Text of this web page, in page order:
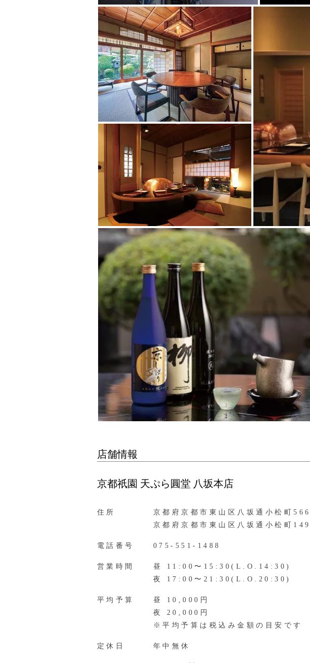
店舗情報
京都祇園 天ぷら圓堂 八坂本店
住所
京都府京都市東山区八坂通小松町
京都府京都市東山区八坂通小松町149
電話番号 075-551-1488
営業時間
昼 11:00〜15:30(L.O.14:30)
夜 17:00〜21:30(L.O.20:30)
平均予算
昼 10,000円
夜 20,000円
※平均予算は税込み金額の目安です
定休日 年中無休